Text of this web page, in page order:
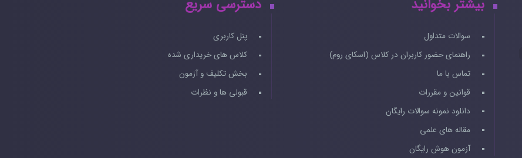
بیشتر بخوانید
سوالات متداول
راهنمای حضور کاربران در کلاس (اسکای روم)
تماس با ما
قوانین و مقررات
دانلود نمونه سوالات رایگان
مقاله های علمی
آزمون هوش رایگان
دسترسی سریع
پنل کاربری
کلاس های خریداری شده
بخش تکلیف و آزمون
قبولی ها و نظرات